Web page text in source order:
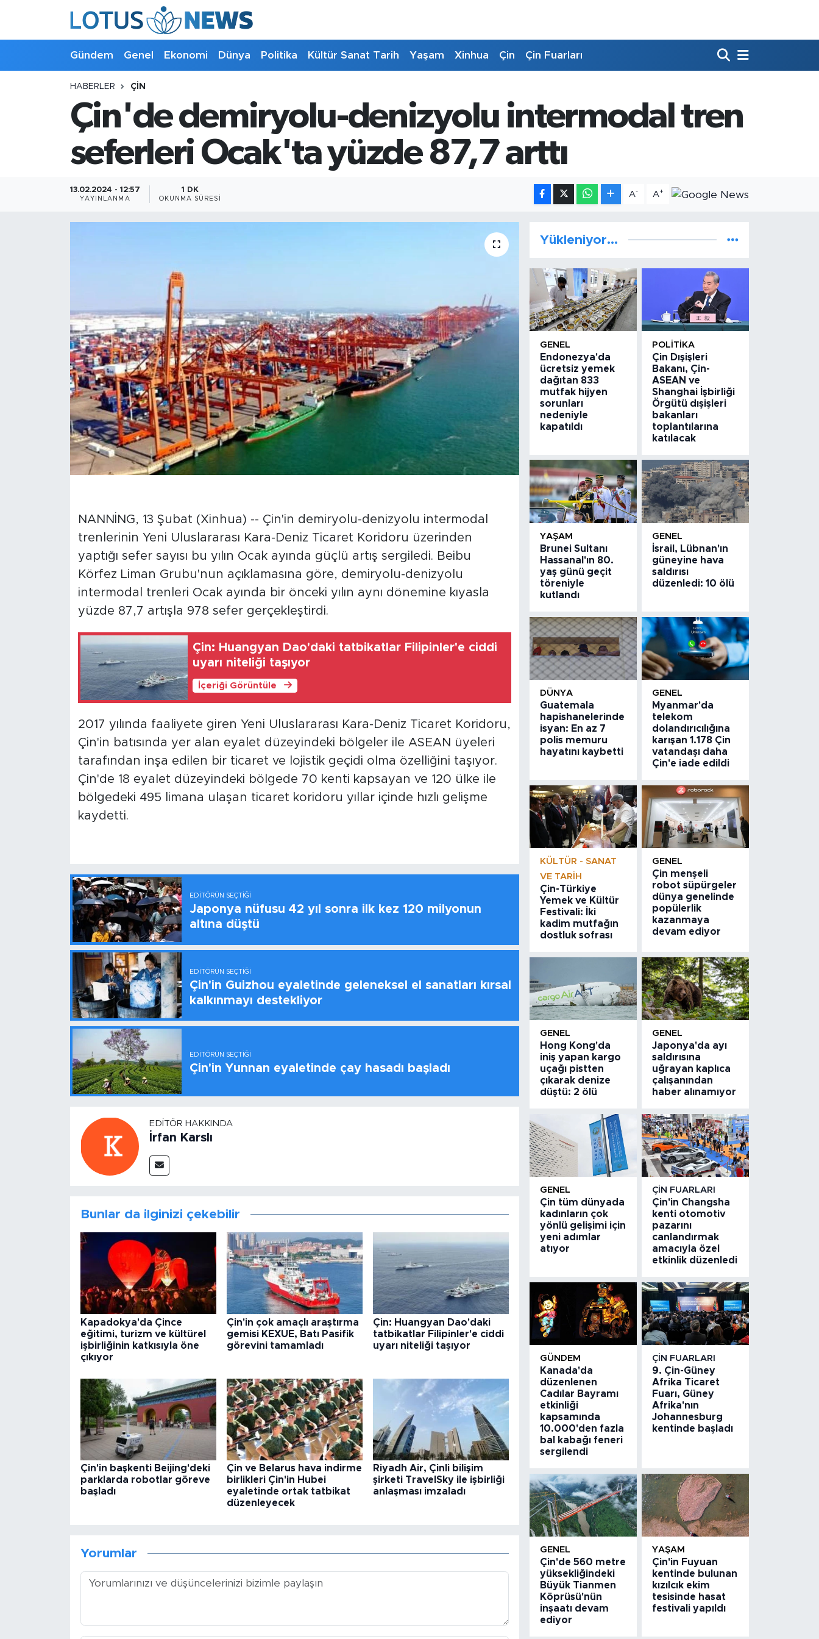
Gündem Genel Ekonomi Dünya Politika Kültür Sanat Tarih Yaşam Xinhua Çin Çin Fuarları
HABERLER ÇIN
Çin'de demiryolu-denizyolu intermodal tren
seferleri Ocak'ta yüzde 87,7 arttı
13.02.2024 - 12:57
YAYINLANMA
1 DK
OKUNMA SÜRESI
A- A+
NANNİNG, 13 Şubat (Xinhua) -- Çin'in demiryolu-denizyolu intermodal
trenlerinin Yeni Uluslararası Kara-Deniz Ticaret Koridoru üzerinden
yaptığı sefer sayısı bu yılın Ocak ayında güçlü artış sergiledi. Beibu
Körfez Liman Grubu'nun açıklamasına göre, demiryolu-denizyolu
intermodal trenleri Ocak ayında bir önceki yılın aynı dönemine kıyasla
yüzde 87,7 artışla 978 sefer gerçekleştirdi.
Çin: Huangyan Dao'daki tatbikatlar Filipinler'e ciddi
uyarı niteliği taşıyor
İçeriği Görüntüle
2017 yılında faaliyete giren Yeni Uluslararası Kara-Deniz Ticaret Koridoru,
Çin'in batısında yer alan eyalet düzeyindeki bölgeler ile ASEAN üyeleri
tarafından inşa edilen bir ticaret ve lojistik geçidi olma özelliğini taşıyor.
Çin'de 18 eyalet düzeyindeki bölgede 70 kenti kapsayan ve 120 ülke ile
bölgedeki 495 limana ulaşan ticaret koridoru yıllar içinde hızlı gelişme
kaydetti.
EDITÖRÜN SEÇTIĞI
Japonya nüfusu 42 yıl sonra ilk kez 120 milyonun
altına düştü
EDITÖRÜN SEÇTIĞI
Çin'in Guizhou eyaletinde geleneksel el sanatları kırsal
kalkınmayı destekliyor
EDITÖRÜN SEÇTIĞI
Çin'in Yunnan eyaletinde çay hasadı başladı
EDITÖR HAKKINDA
İrfan Karslı
Bunlar da ilginizi çekebilir
Kapadokya'da Çince
eğitimi, turizm ve kültürel
işbirliğinin katkısıyla öne
çıkıyor
Çin'in çok amaçlı araştırma
gemisi KEXUE, Batı Pasifik
görevini tamamladı
Çin: Huangyan Dao'daki
tatbikatlar Filipinler'e ciddi
uyarı niteliği taşıyor
Çin'in başkenti Beijing'deki
parklarda robotlar göreve
başladı
Çin ve Belarus hava indirme
birlikleri Çin'in Hubei
eyaletinde ortak tatbikat
düzenleyecek
Riyadh Air, Çinli bilişim
şirketi TravelSky ile işbirliği
anlaşması imzaladı
Yorumlar
Yükleniyor...
GENEL
Endonezya'da
ücretsiz yemek
dağıtan 833
mutfak hijyen
sorunları
nedeniyle
kapatıldı
POLITIKA
Çin Dışişleri
Bakanı, Çin-
ASEAN ve
Shanghai İşbirliği
Örgütü dışişleri
bakanları
toplantılarına
katılacak
YAŞAM
Brunei Sultanı
Hassanal'ın 80.
yaş günü geçit
töreniyle
kutlandı
GENEL
İsrail, Lübnan'ın
güneyine hava
saldırısı
düzenledi: 10 ölü
DÜNYA
Guatemala
hapishanelerinde
isyan: En az 7
polis memuru
hayatını kaybetti
GENEL
Myanmar'da
telekom
dolandırıcılığına
karışan 1.178 Çin
vatandaşı daha
Çin'e iade edildi
KÜLTÜR - SANAT
VE TARIH
Çin-Türkiye
Yemek ve Kültür
Festivali: İki
kadim mutfağın
dostluk sofrası
GENEL
Çin menşeli
robot süpürgeler
dünya genelinde
popülerlik
kazanmaya
devam ediyor
GENEL
Hong Kong'da
iniş yapan kargo
uçağı pistten
çıkarak denize
düştü: 2 ölü
GENEL
Japonya'da ayı
saldırısına
uğrayan kaplıca
çalışanından
haber alınamıyor
GENEL
Çin tüm dünyada
kadınların çok
yönlü gelişimi için
yeni adımlar
atıyor
ÇIN FUARLARI
Çin'in Changsha
kenti otomotiv
pazarını
canlandırmak
amacıyla özel
etkinlik düzenledi
GÜNDEM
Kanada'da
düzenlenen
Cadılar Bayramı
etkinliği
kapsamında
10.000'den fazla
bal kabağı feneri
sergilendi
ÇIN FUARLARI
9. Çin-Güney
Afrika Ticaret
Fuarı, Güney
Afrika'nın
Johannesburg
kentinde başladı
GENEL
Çin'de 560 metre
yüksekliğindeki
Büyük Tianmen
Köprüsü'nün
inşaatı devam
ediyor
YAŞAM
Çin'in Fuyuan
kentinde bulunan
kızılcık ekim
tesisinde hasat
festivali yapıldı
Foto Haber
Xinhua Türkiye